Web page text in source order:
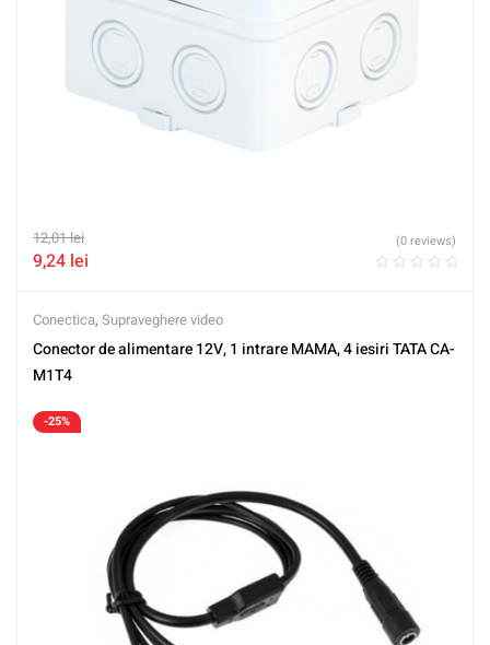
12,01lei
9,24 lei
(0 reviews)
Conectica, Supraveghere video
Conector de alimentare 12V, 1 intrare MAMA, 4 iesiri TATA CA-
M1T4
-25%